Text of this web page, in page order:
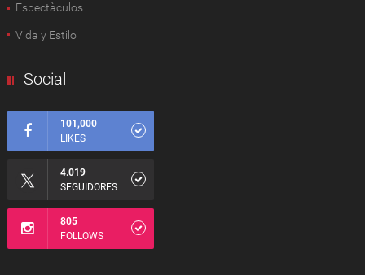
Espectàculos
Vida y Estilo
Social
101,000
LIKES
4.019
SEGUIDORES
805
FOLLOWS